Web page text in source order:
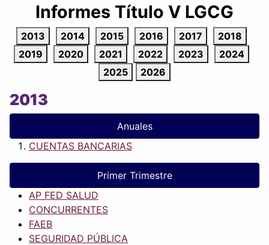
Informes Título V LGCG
2013 2014 2015 2016 2017
2018
2019
2020 2021 2022 2023
2024
2025
2026
2013
Anuales
CUENTAS BANCARIAS
Primer Trimestre
AP FED SALUD
CONCURRENTES
FAEB
SEGURIDAD PÚBLICA